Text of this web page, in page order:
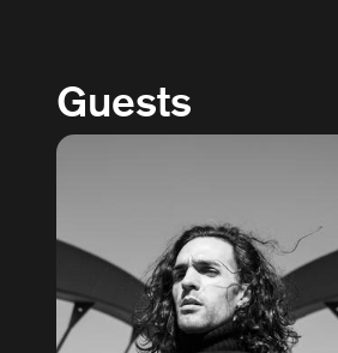
Guests